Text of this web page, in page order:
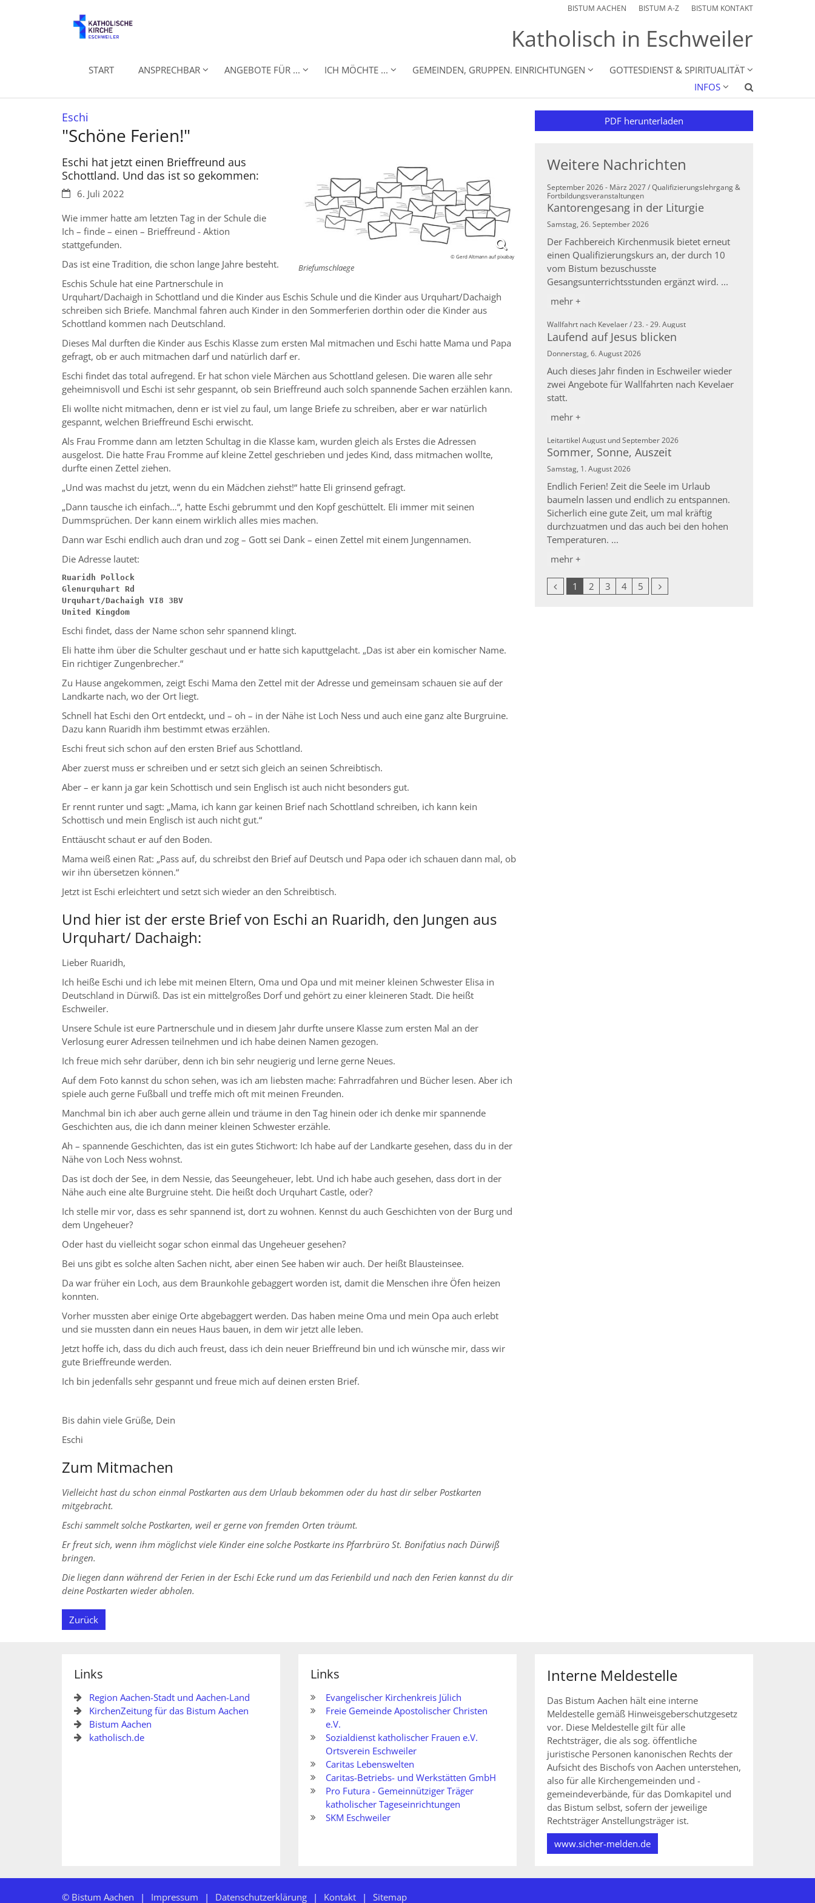
BISTUM AACHEN BISTUM A-Z BISTUM KONTAKT
Katholisch in Eschweiler
START ANSPRECHBAR ANGEBOTE FÜR ... ICH MÖCHTE ... GEMEINDEN, GRUPPEN. EINRICHTUNGEN
GOTTESDIENST & SPIRITUALITÄT
INFOS
Eschi
"Schöne Ferien!"
© Gerd Altmann auf pixabay
Briefumschlaege
Eschi hat jetzt einen Brieffreund aus
Schottland. Und das ist so gekommen:
Datum:6. Juli 2022
Wie immer hatte am letzten Tag in der Schule die
Ich – finde – einen – Brieffreund - Aktion
stattgefunden.
Das ist eine Tradition, die schon lange Jahre besteht.
Eschis Schule hat eine Partnerschule in
Urquhart/Dachaigh in Schottland und die Kinder aus Eschis Schule und die Kinder aus Urquhart/Dachaigh
schreiben sich Briefe. Manchmal fahren auch Kinder in den Sommerferien dorthin oder die Kinder aus
Schottland kommen nach Deutschland.
Dieses Mal durften die Kinder aus Eschis Klasse zum ersten Mal mitmachen und Eschi hatte Mama und Papa
gefragt, ob er auch mitmachen darf und natürlich darf er.
Eschi findet das total aufregend. Er hat schon viele Märchen aus Schottland gelesen. Die waren alle sehr
geheimnisvoll und Eschi ist sehr gespannt, ob sein Brieffreund auch solch spannende Sachen erzählen kann.
Eli wollte nicht mitmachen, denn er ist viel zu faul, um lange Briefe zu schreiben, aber er war natürlich
gespannt, welchen Brieffreund Eschi erwischt.
Als Frau Fromme dann am letzten Schultag in die Klasse kam, wurden gleich als Erstes die Adressen
ausgelost. Die hatte Frau Fromme auf kleine Zettel geschrieben und jedes Kind, dass mitmachen wollte,
durfte einen Zettel ziehen.
„Und was machst du jetzt, wenn du ein Mädchen ziehst!“ hatte Eli grinsend gefragt.
„Dann tausche ich einfach…“, hatte Eschi gebrummt und den Kopf geschüttelt. Eli immer mit seinen
Dummsprüchen. Der kann einem wirklich alles mies machen.
Dann war Eschi endlich auch dran und zog – Gott sei Dank – einen Zettel mit einem Jungennamen.
Die Adresse lautet:
Ruaridh Pollock
Glenurquhart Rd
Urquhart/Dachaigh VI8 3BV
United Kingdom
Eschi findet, dass der Name schon sehr spannend klingt.
Eli hatte ihm über die Schulter geschaut und er hatte sich kaputtgelacht. „Das ist aber ein komischer Name.
Ein richtiger Zungenbrecher.“
Zu Hause angekommen, zeigt Eschi Mama den Zettel mit der Adresse und gemeinsam schauen sie auf der
Landkarte nach, wo der Ort liegt.
Schnell hat Eschi den Ort entdeckt, und – oh – in der Nähe ist Loch Ness und auch eine ganz alte Burgruine.
Dazu kann Ruaridh ihm bestimmt etwas erzählen.
Eschi freut sich schon auf den ersten Brief aus Schottland.
Aber zuerst muss er schreiben und er setzt sich gleich an seinen Schreibtisch.
Aber – er kann ja gar kein Schottisch und sein Englisch ist auch nicht besonders gut.
Er rennt runter und sagt: „Mama, ich kann gar keinen Brief nach Schottland schreiben, ich kann kein
Schottisch und mein Englisch ist auch nicht gut.“
Enttäuscht schaut er auf den Boden.
Mama weiß einen Rat: „Pass auf, du schreibst den Brief auf Deutsch und Papa oder ich schauen dann mal, ob
wir ihn übersetzen können.“
Jetzt ist Eschi erleichtert und setzt sich wieder an den Schreibtisch.
Und hier ist der erste Brief von Eschi an Ruaridh, den Jungen aus
Urquhart/ Dachaigh:
Lieber Ruaridh,
Ich heiße Eschi und ich lebe mit meinen Eltern, Oma und Opa und mit meiner kleinen Schwester Elisa in
Deutschland in Dürwiß. Das ist ein mittelgroßes Dorf und gehört zu einer kleineren Stadt. Die heißt
Eschweiler.
Unsere Schule ist eure Partnerschule und in diesem Jahr durfte unsere Klasse zum ersten Mal an der
Verlosung eurer Adressen teilnehmen und ich habe deinen Namen gezogen.
Ich freue mich sehr darüber, denn ich bin sehr neugierig und lerne gerne Neues.
Auf dem Foto kannst du schon sehen, was ich am liebsten mache: Fahrradfahren und Bücher lesen. Aber ich
spiele auch gerne Fußball und treffe mich oft mit meinen Freunden.
Manchmal bin ich aber auch gerne allein und träume in den Tag hinein oder ich denke mir spannende
Geschichten aus, die ich dann meiner kleinen Schwester erzähle.
Ah – spannende Geschichten, das ist ein gutes Stichwort: Ich habe auf der Landkarte gesehen, dass du in der
Nähe von Loch Ness wohnst.
Das ist doch der See, in dem Nessie, das Seeungeheuer, lebt. Und ich habe auch gesehen, dass dort in der
Nähe auch eine alte Burgruine steht. Die heißt doch Urquhart Castle, oder?
Ich stelle mir vor, dass es sehr spannend ist, dort zu wohnen. Kennst du auch Geschichten von der Burg und
dem Ungeheuer?
Oder hast du vielleicht sogar schon einmal das Ungeheuer gesehen?
Bei uns gibt es solche alten Sachen nicht, aber einen See haben wir auch. Der heißt Blausteinsee.
Da war früher ein Loch, aus dem Braunkohle gebaggert worden ist, damit die Menschen ihre Öfen heizen
konnten.
Vorher mussten aber einige Orte abgebaggert werden. Das haben meine Oma und mein Opa auch erlebt
und sie mussten dann ein neues Haus bauen, in dem wir jetzt alle leben.
Jetzt hoffe ich, dass du dich auch freust, dass ich dein neuer Brieffreund bin und ich wünsche mir, dass wir
gute Brieffreunde werden.
Ich bin jedenfalls sehr gespannt und freue mich auf deinen ersten Brief.
Bis dahin viele Grüße, Dein
Eschi
Zum Mitmachen
Vielleicht hast du schon einmal Postkarten aus dem Urlaub bekommen oder du hast dir selber Postkarten
mitgebracht.
Eschi sammelt solche Postkarten, weil er gerne von fremden Orten träumt.
Er freut sich, wenn ihm möglichst viele Kinder eine solche Postkarte ins Pfarrbrüro St. Bonifatius nach Dürwiß
bringen.
Die liegen dann während der Ferien in der Eschi Ecke rund um das Ferienbild und nach den Ferien kannst du dir
deine Postkarten wieder abholen.
Zurück
PDF herunterladen
Weitere Nachrichten
September 2026 - März 2027 / Qualifizierungslehrgang &
Fortbildungsveranstaltungen:
Kantorengesang in der Liturgie
Samstag, 26. September 2026
Der Fachbereich Kirchenmusik bietet erneut
einen Qualifizierungskurs an, der durch 10
vom Bistum bezuschusste
Gesangsunterrichtsstunden ergänzt wird. ...
mehr +
Wallfahrt nach Kevelaer / 23. - 29. August:
Laufend auf Jesus blicken
Donnerstag, 6. August 2026
Auch dieses Jahr finden in Eschweiler wieder
zwei Angebote für Wallfahrten nach Kevelaer
statt.
mehr +
Leitartikel August und September 2026:
Sommer, Sonne, Auszeit
Samstag, 1. August 2026
Endlich Ferien! Zeit die Seele im Urlaub
baumeln lassen und endlich zu entspannen.
Sicherlich eine gute Zeit, um mal kräftig
durchzuatmen und das auch bei den hohen
Temperaturen. ...
mehr +
Vorherige Seite
1 2 3 4 5 Nächste Seite
Links
Region Aachen-Stadt und Aachen-Land
KirchenZeitung für das Bistum Aachen
Bistum Aachen
katholisch.de
Links
Evangelischer Kirchenkreis Jülich
Freie Gemeinde Apostolischer Christen
e.V.
Sozialdienst katholischer Frauen e.V.
Ortsverein Eschweiler
Caritas Lebenswelten
Caritas-Betriebs- und Werkstätten GmbH
Pro Futura - Gemeinnütziger Träger
katholischer Tageseinrichtungen
SKM Eschweiler
Interne Meldestelle
Das Bistum Aachen hält eine interne
Meldestelle gemäß Hinweisgeberschutzgesetz
vor. Diese Meldestelle gilt für alle
Rechtsträger, die als sog. öffentliche
juristische Personen kanonischen Rechts der
Aufsicht des Bischofs von Aachen unterstehen,
also für alle Kirchengemeinden und -
gemeindeverbände, für das Domkapitel und
das Bistum selbst, sofern der jeweilige
Rechtsträger Anstellungsträger ist.
www.sicher-melden.de
© Bistum Aachen Impressum Datenschutzerklärung Kontakt Sitemap